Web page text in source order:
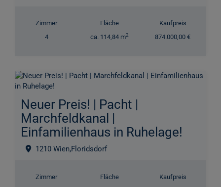
Zimmer
4
Fläche
ca. 114,84 m2
Kaufpreis
874.000,00 €
Neuer Preis! | Pacht |
Marchfeldkanal |
Einfamilienhaus in Ruhelage!
1210 Wien,Floridsdorf
Zimmer
Fläche
Kaufpreis